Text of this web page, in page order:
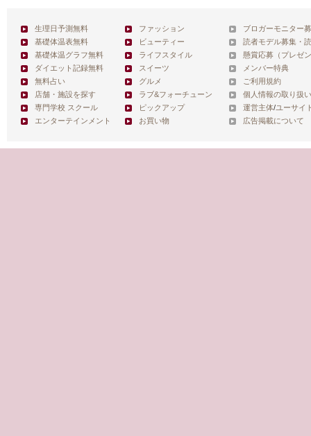
生理日予測無料
基礎体温表無料
基礎体温グラフ無料
ダイエット記録無料
無料占い
店舗・施設を探す
専門学校 スクール
エンターテインメント
ファッション
ビューティー
ライフスタイル
スイーツ
グルメ
ラブ&フォーチューン
ピックアップ
お買い物
ブロガーモニター
読者モデル募集・
懸賞応募（プレゼ
メンバー特典
ご利用規約
個人情報の取り扱
運営主体/ユーサイ
広告掲載について